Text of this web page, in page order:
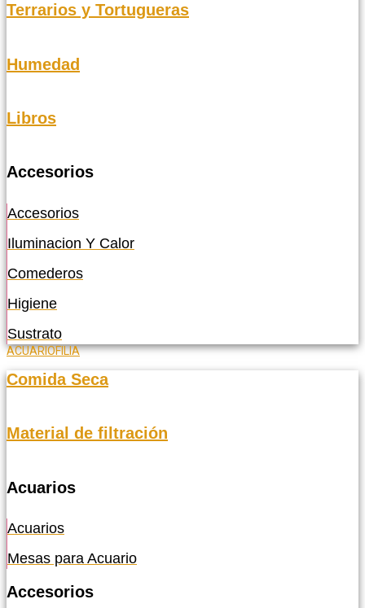
Terrarios y Tortugueras
Humedad
Libros
Accesorios
Accesorios
Iluminacion Y Calor
Comederos
Higiene
Sustrato
ACUARIOFILIA
Comida Seca
Material de filtración
Acuarios
Acuarios
Mesas para Acuario
Accesorios